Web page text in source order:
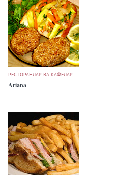
РЕСТОРАНЛАР ВА КАФЕЛАР
Ariana